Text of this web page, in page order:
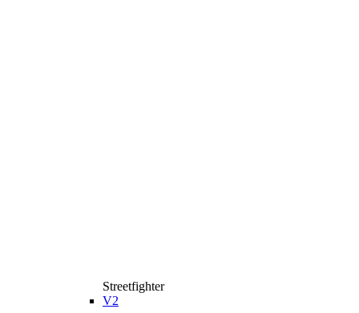
Streetfighter
V2